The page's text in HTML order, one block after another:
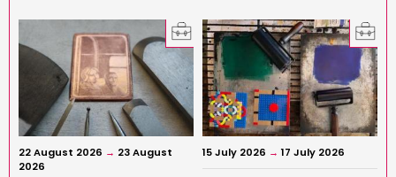
22 August 2026 → 23 August
2026
15 July 2026 → 17 July 2026